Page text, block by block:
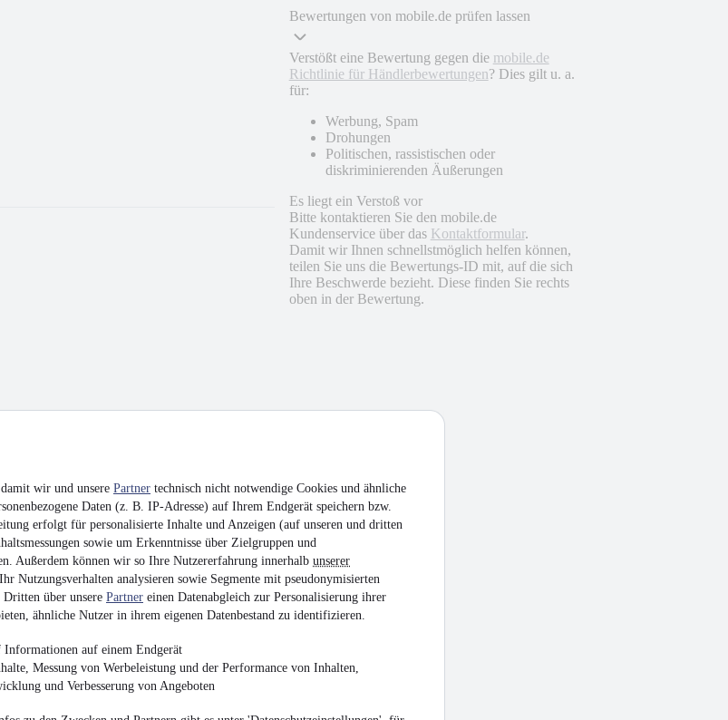
wir und unsere Partner technisch nicht notwendige Cookies und ähnliche
Daten (z. B. IP-Adresse) auf Ihrem Endgerät speichern bzw.
erfolgt für personalisierte Inhalte und Anzeigen (auf unseren und dritten
sowie um Erkenntnisse über Zielgruppen und
Außerdem können wir so Ihre Nutzererfahrung innerhalb unserer
Nutzungsverhalten analysieren sowie Segmente mit pseudonymisierten
Dritten über unsere Partner einen Datenabgleich zur Personalisierung ihrer
ähnliche Nutzer in ihrem eigenen Datenbestand zu identifizieren.
auf einem Endgerät
Messung von Werbeleistung und der Performance von Inhalten,
und Verbesserung von Angeboten
Bewertungen von mobile.de prüfen lassen
Verstößt eine Bewertung gegen die mobile.de
Richtlinie für Händlerbewertungen? Dies gilt u. a.
für:
Werbung, Spam
Drohungen
Politischen, rassistischen oder
diskriminierenden Äußerungen
Es liegt ein Verstoß vor
Bitte kontaktieren Sie den mobile.de
Kundenservice über das Kontaktformular.
Damit wir Ihnen schnellstmöglich helfen können,
teilen Sie uns die Bewertungs-ID mit, auf die sich
Ihre Beschwerde bezieht. Diese finden Sie rechts
oben in der Bewertung.